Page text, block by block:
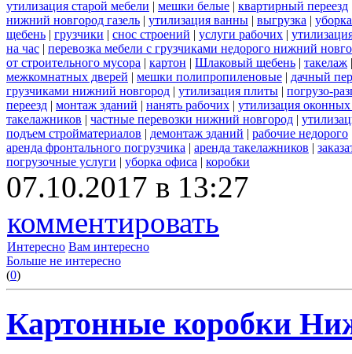
утилизация старой мебели | мешки белые | квартирный переезд
нижний новгород газель | утилизация ванны | выгрузка |
щебень | грузчики | снос строений | услуги рабочих |
на час | перевозка мебели с грузчиками недорого нижний
от строительного мусора | картон | Шлаковый щебень | такелаж
межкомнатных дверей | мешки полипропиленовые | дачный
грузчиками нижний новгород | утилизация плиты | погрузо-
переезд | монтаж зданий | нанять рабочих | утилизация
такелажников | частные перевозки нижний новгород |
подъем стройматериалов | демонтаж зданий | рабочие недорого
аренда фронтального погрузчика | аренда такелажников |
погрузочные услуги | уборка офиса | коробки
07.10.2017 в 13:27
комментировать
Интересно Вам интересно
Больше не интересно
(0)
Картонные коробки